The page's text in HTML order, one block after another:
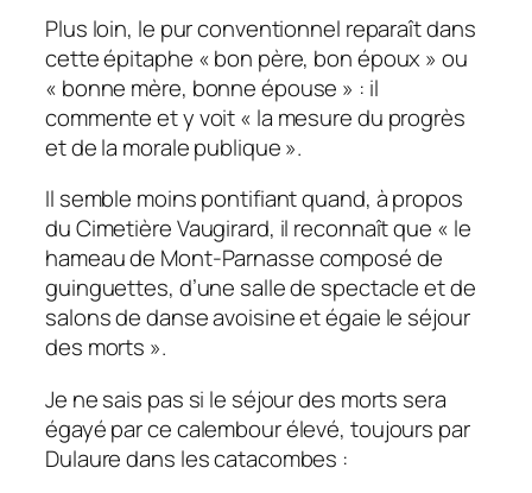
Plus loin, le pur conventionnel reparaît dans
cette épitaphe « bon père, bon époux » ou
« bonne mère, bonne épouse » : il
commente et y voit « la mesure du progrès
et de la morale publique ».
Il semble moins pontifiant quand, à propos
du Cimetière Vaugirard, il reconnaît que « le
hameau de Mont-Parnasse composé de
guinguettes, d’une salle de spectacle et de
salons de danse avoisine et égaie le séjour
des morts ».
Je ne sais pas si le séjour des morts sera
égayé par ce calembour élevé, toujours par
Dulaure dans les catacombes :